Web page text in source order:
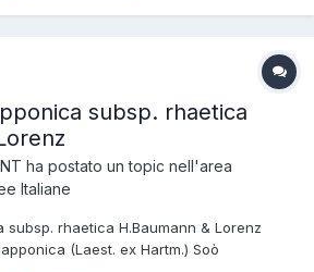
subsp. rhaetica
ha postato un topic nell'area
Italiane
rhaetica H.Baumann & Lorenz
(Laest. ex Hartm.) Soò